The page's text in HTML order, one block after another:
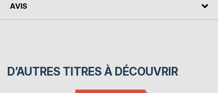
AVIS
D’AUTRES TITRES À DÉCOUVRIR